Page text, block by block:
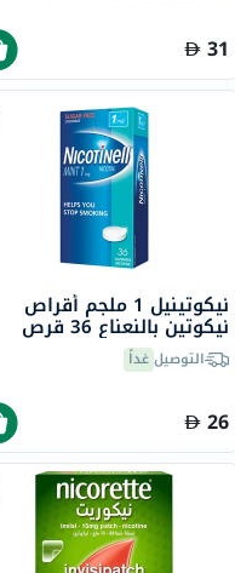
31
نيكوتينيل 1 ملجم أقراص
نيكوتين بالنعناع 36 قرص
التوصيلغداً
26